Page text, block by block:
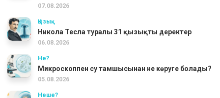
07.08.2026
Қызық
Никола Тесла туралы 31 қызықты деректер
06.08.2026
Не?
Микроскоппен су тамшысынан не көруге болады?
05.08.2026
Неше?